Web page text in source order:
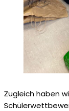
Zugleich haben